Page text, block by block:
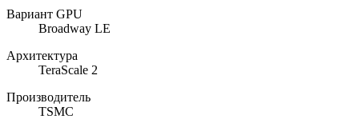
Вариант GPU
Broadway LE
Архитектура
TeraScale 2
Производитель
TSMC